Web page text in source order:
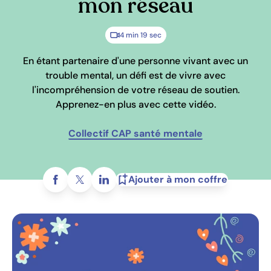
4 min 19 sec
En étant partenaire d'une personne vivant avec un
trouble mental, un défi est de vivre avec
l'incompréhension de votre réseau de soutien.
Apprenez-en plus avec cette vidéo.
Collectif CAP santé mentale
Partagez sur Ajouter à mon coffre